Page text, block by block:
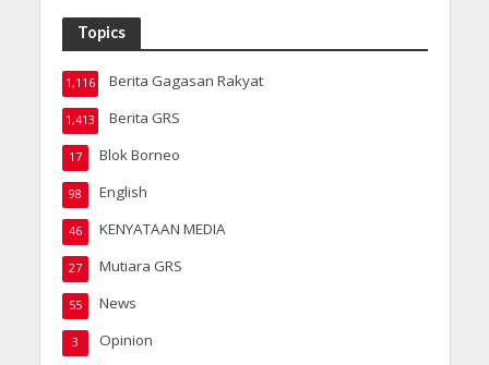
Topics
Berita Gagasan Rakyat
1,116
Berita GRS
1,413
Blok Borneo
17
English
98
KENYATAAN MEDIA
46
Mutiara GRS
27
News
55
Opinion
3